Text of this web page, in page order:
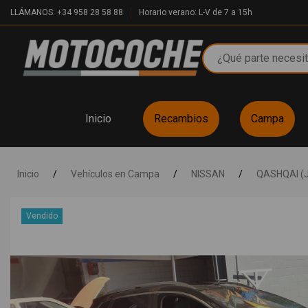
LLÁMANOS: +34 958 28 58 88 Horario verano: L-V de 7 a 15h
Inicio Recambios Campa
Inicio / Vehículos en Campa / NISSAN / QASHQAI
Vendido